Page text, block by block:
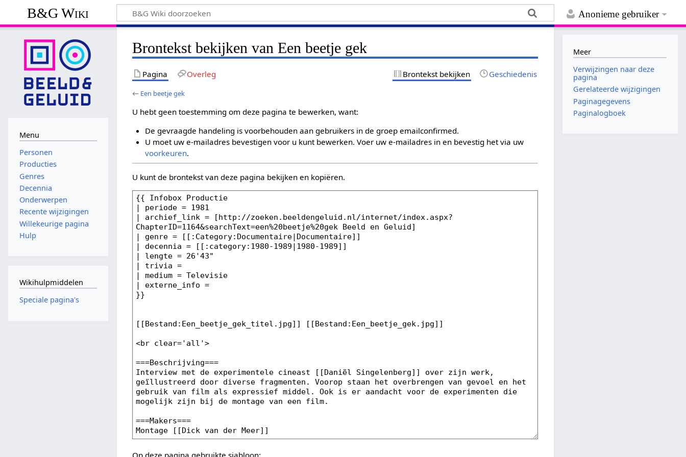
Anonieme gebruiker
B&G Wiki
Brontekst bekijken van Een beetje gek
Pagina Overleg Brontekst bekijken Geschiedenis
← Een beetje gek
U hebt geen toestemming om deze pagina te bewerken, want:
De gevraagde handeling is voorbehouden aan gebruikers in de groep emailconfirmed.
U moet uw e-mailadres bevestigen voor u kunt bewerken. Voer uw e-mailadres in en bevestig het via uw
voorkeuren.
U kunt de brontekst van deze pagina bekijken en kopiëren.
Op deze pagina gebruikte sjabloon:
Menu
Personen
Producties
Genres
Decennia
Onderwerpen
Recente wijzigingen
Willekeurige pagina
Hulp
Wikihulpmiddelen
Speciale pagina's
Meer
Verwijzingen naar deze
pagina
Gerelateerde wijzigingen
Paginagegevens
Paginalogboek